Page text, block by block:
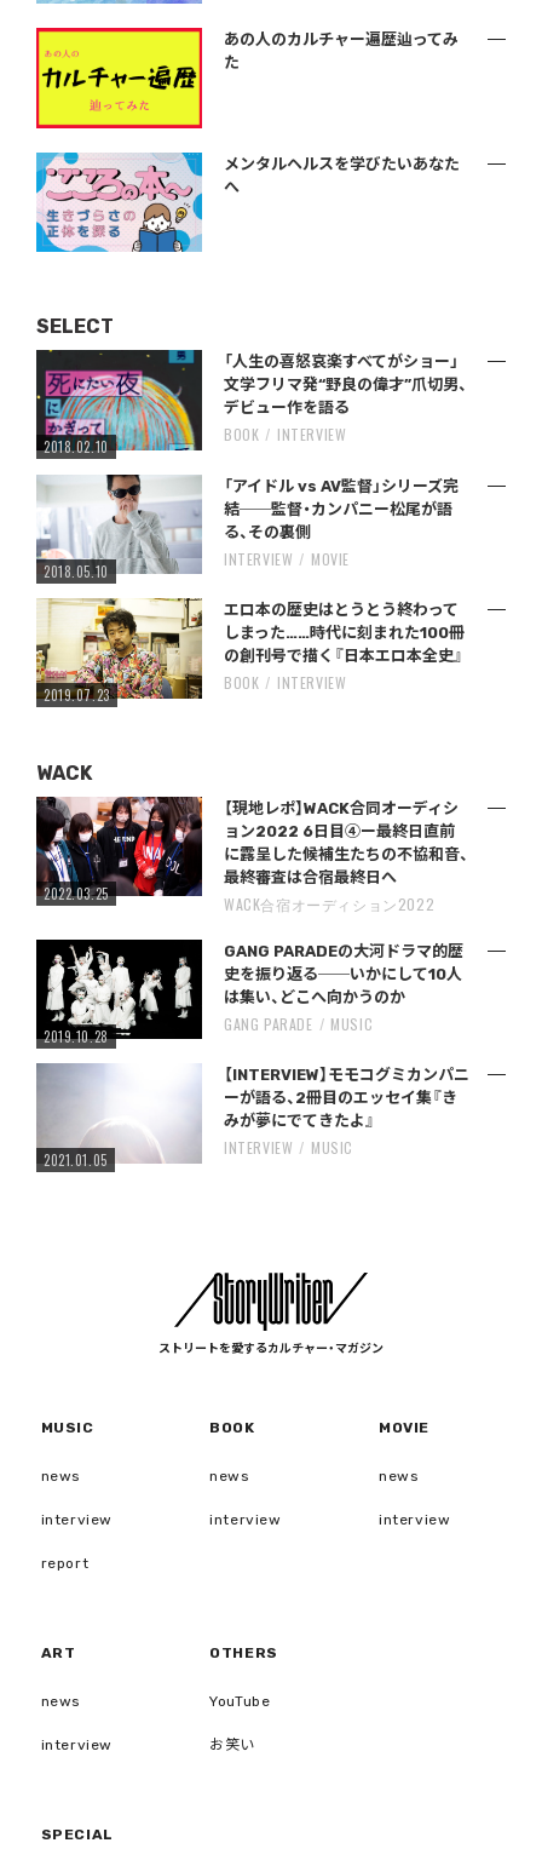
あの人のカルチャー遍歴辿ってみ
た
メンタルヘルスを学びたいあなた
へ
SELECT
2018.02.10
「人生の喜怒哀楽すべてがショー」
文学フリマ発“野良の偉才”爪切男、
デビュー作を語る
BOOK INTERVIEW
2018.05.10
「アイドル vs AV監督」シリーズ完
結──監督・カンパニー松尾が語
る、その裏側
INTERVIEW MOVIE
2019.07.23
エロ本の歴史はとうとう終わって
しまった……時代に刻まれた100冊
の創刊号で描く『日本エロ本全史』
BOOK INTERVIEW
WACK
2022.03.25
【現地レポ】WACK合同オーディシ
ョン2022 6日目④ー最終日直前
に露呈した候補生たちの不協和音、
最終審査は合宿最終日へ
WACK合宿オーディション2022
2019.10.28
GANG PARADEの大河ドラマ的歴
史を振り返る──いかにして10人
は集い、どこへ向かうのか
GANG PARADE MUSIC
2021.01.05
【INTERVIEW】モモコグミカンパニ
ーが語る、2冊目のエッセイ集『き
みが夢にでてきたよ』
INTERVIEW MUSIC
ストリートを愛するカルチャー・マガジン
MUSIC
news
interview
report
BOOK
news
interview
MOVIE
news
interview
ART
news
interview
OTHERS
YouTube
お笑い
SPECIAL